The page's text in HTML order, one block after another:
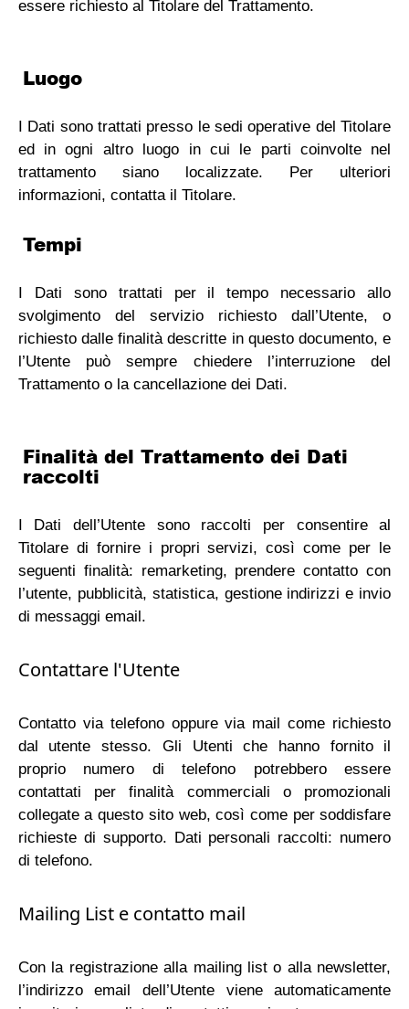
essere richiesto al Titolare del Trattamento.
Luogo
I Dati sono trattati presso le sedi operative del Titolare
ed in ogni altro luogo in cui le parti coinvolte nel
trattamento siano localizzate. Per ulteriori
informazioni, contatta il Titolare.
Tempi
I Dati sono trattati per il tempo necessario allo
svolgimento del servizio richiesto dall’Utente, o
richiesto dalle finalità descritte in questo documento, e
l’Utente può sempre chiedere l’interruzione del
Trattamento o la cancellazione dei Dati.
Finalità del Trattamento dei Dati
raccolti
I Dati dell’Utente sono raccolti per consentire al
Titolare di fornire i propri servizi, così come per le
seguenti finalità: remarketing, prendere contatto con
l’utente, pubblicità, statistica, gestione indirizzi e invio
di messaggi email.
Contattare l'Utente
Contatto via telefono oppure via mail come richiesto
dal utente stesso. Gli Utenti che hanno fornito il
proprio numero di telefono potrebbero essere
contattati per finalità commerciali o promozionali
collegate a questo sito web, così come per soddisfare
richieste di supporto. Dati personali raccolti: numero
di telefono.
Mailing List e contatto mail
Con la registrazione alla mailing list o alla newsletter,
l’indirizzo email dell’Utente viene automaticamente